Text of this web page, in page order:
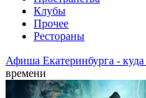
Клубы
Прочее
Рестораны
Афиша Екатеринбурга - куда
времени